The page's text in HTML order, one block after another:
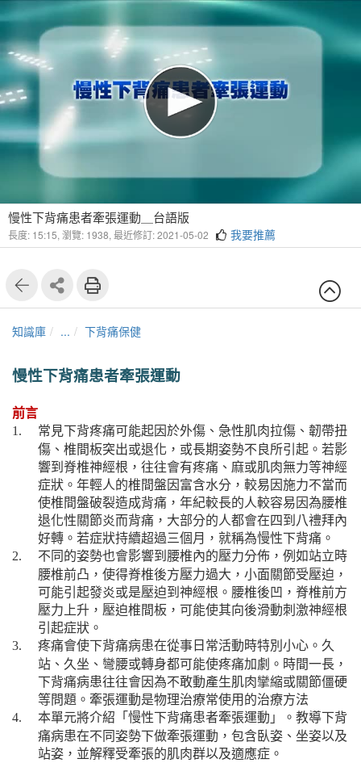
慢性下背痛患者牽張運動＿台語版
長度: 15:15, 瀏覽: 1938, 最近修訂: 2021-05-02 我要推薦
知識庫 ... 下背痛保健
慢性下背痛患者牽張運動
前言
1.
常見下背疼痛可能起因於外傷、急性肌肉拉傷、韌帶扭
傷、椎間板突出或退化，或長期姿勢不良所引起。若影
響到脊椎神經根，往往會有疼痛、麻或肌肉無力等神經
症狀。年輕人的椎間盤因富含水分，較易因施力不當而
使椎間盤破裂造成背痛，年紀較長的人較容易因為腰椎
退化性關節炎而背痛，大部分的人都會在四到八禮拜內
好轉。若症狀持續超過三個月，就稱為慢性下背痛。
2.
不同的姿勢也會影響到腰椎內的壓力分佈，例如站立時
腰椎前凸，使得脊椎後方壓力過大，小面關節受壓迫，
可能引起發炎或是壓迫到神經根。腰椎後凹，脊椎前方
壓力上升，壓迫椎間板，可能使其向後滑動刺激神經根
引起症狀。
3.
疼痛會使下背痛病患在從事日常活動時特別小心。久
站、久坐、彎腰或轉身都可能使疼痛加劇。時間一長，
下背痛病患往往會因為不敢動產生肌肉攣縮或關節僵硬
等問題。牽張運動是物理治療常使用的治療方法
4.
本單元將介紹「慢性下背痛患者牽張運動」。教導下背
痛病患在不同姿勢下做牽張運動，包含臥姿、坐姿以及
站姿，並解釋受牽張的肌肉群以及適應症。